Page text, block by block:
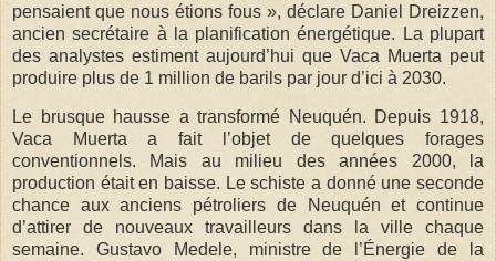
pensaient que nous étions fous », déclare Daniel Dreizzen,
ancien secrétaire à la planification énergétique. La plupart
des analystes estiment aujourd’hui que Vaca Muerta peut
produire plus de 1 million de barils par jour d’ici à 2030.
Le brusque hausse a transformé Neuquén. Depuis 1918,
Vaca Muerta a fait l’objet de quelques forages
conventionnels. Mais au milieu des années 2000, la
production était en baisse. Le schiste a donné une seconde
chance aux anciens pétroliers de Neuquén et continue
d’attirer de nouveaux travailleurs dans la ville chaque
semaine. Gustavo Medele, ministre de l’Énergie de la